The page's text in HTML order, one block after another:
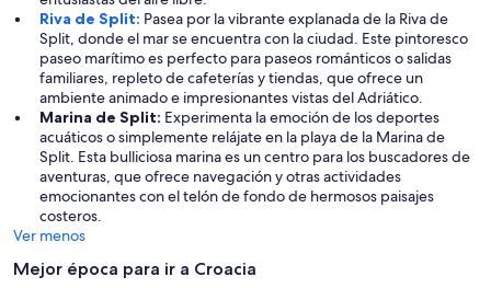
Riva de Split: Pasea por la vibrante explanada de la Riva de
Split, donde el mar se encuentra con la ciudad. Este pintoresco
paseo marítimo es perfecto para paseos románticos o salidas
familiares, repleto de cafeterías y tiendas, que ofrece un
ambiente animado e impresionantes vistas del Adriático.
Marina de Split: Experimenta la emoción de los deportes
acuáticos o simplemente relájate en la playa de la Marina de
Split. Esta bulliciosa marina es un centro para los buscadores de
aventuras, que ofrece navegación y otras actividades
emocionantes con el telón de fondo de hermosos paisajes
costeros.
Ver menos
Mejor época para ir a Croacia